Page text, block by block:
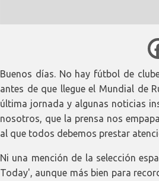
Buenos días. No hay fútbol de
antes de que llegue el Mundial de
última jornada y algunas noticias
nosotros, que la prensa nos
al que todos debemos prestar
Ni una mención de la selección
Today', aunque más bien para